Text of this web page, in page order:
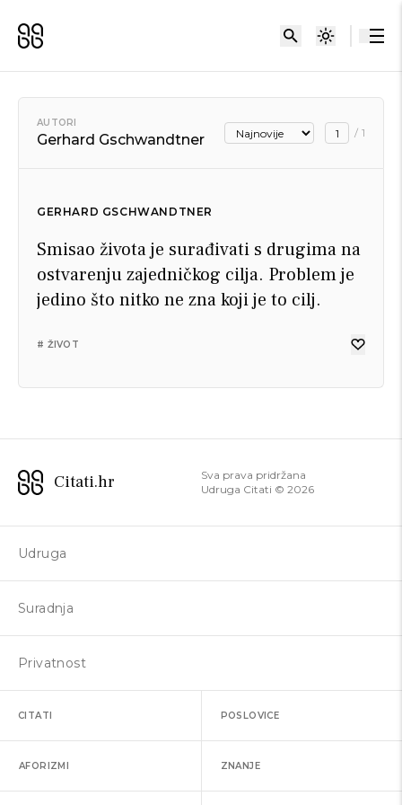
AUTORI
Gerhard Gschwandtner / 1
GERHARD GSCHWANDTNER
Smisao života je surađivati s drugima na
ostvarenju zajedničkog cilja. Problem je
jedino što nitko ne zna koji je to cilj.
# ŽIVOT
Citati.hr
Sva prava pridržana
Udruga Citati © 2026
Udruga
Suradnja
Privatnost
CITATI POSLOVICE
AFORIZMI ZNANJE